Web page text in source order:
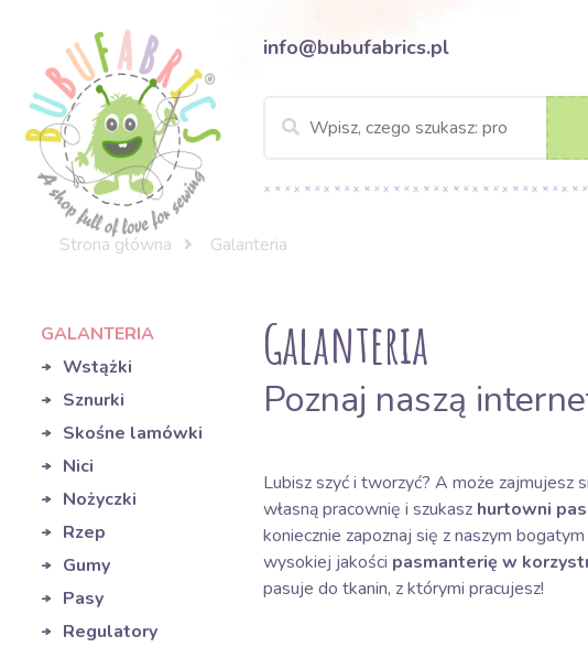
info@bubufabrics.pl
Strona główna Galanteria
GALANTERIA
Wstążki
Sznurki
Skośne lamówki
Nici
Nożyczki
Rzep
Gumy
Pasy
Regulatory
Galanteria
Poznaj naszą
Lubisz szyć i tworzyć? A może zajmujesz
własną pracownię i szukasz hurtowni
koniecznie zapoznaj się z naszym
wysokiej jakości pasmanterię w
pasuje do tkanin, z którymi pracujesz!